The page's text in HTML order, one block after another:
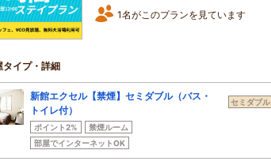
1名がこのプランを見ています
タイプ・詳細
新館エクセル【禁煙】セミダブル（バス・
トイレ付）
ポイント2%
禁煙ルーム
部屋でインターネットOK
セミダブル